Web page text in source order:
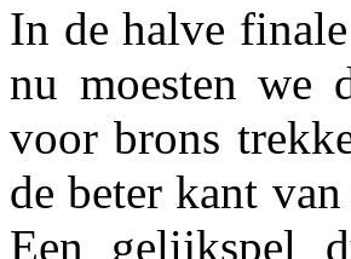
In de halve
nu moesten we
voor brons
de beter kant
Een gelijkspel